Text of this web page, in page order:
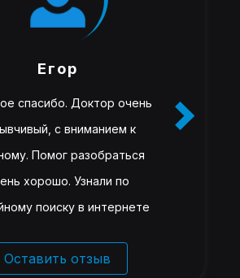
Егор
спасибо. Доктор очень
с вниманием к
Помог разобраться
хорошо. Узнали по
поиску в интернете
Оставить отзыв